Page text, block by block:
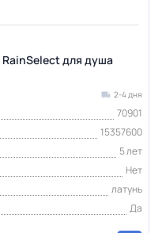
для душа
2-4 дня
70901
15357600
5 лет
Нет
латунь
Да